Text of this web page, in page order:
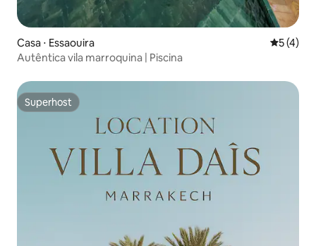
Casa ⋅ Essaouira 5 de
5 (4)
Autêntica vila marroquina | Piscina
Superhost
Superhost